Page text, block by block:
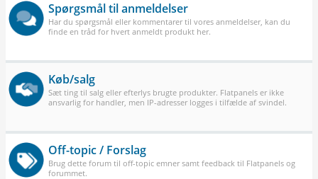
Spørgsmål til anmeldelser
Har du spørgsmål eller kommentarer til vores anmeldelser, kan du
finde en tråd for hvert anmeldt produkt her.
Køb/salg
Sæt ting til salg eller efterlys brugte produkter. Flatpanels er ikke
ansvarlig for handler, men IP-adresser logges i tilfælde af svindel.
Off-topic / Forslag
Brug dette forum til off-topic emner samt feedback til Flatpanels og
forummet.